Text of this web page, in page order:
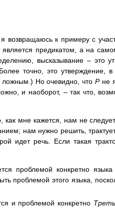
возвращаюсь к примеру с
является предикатом, а на
высказывание – это
точно, это утверждение,
Но очевидно, чтоPне
и наоборот, – так что,
как мне кажется, нам не
нам нужно решить,
идет речь. Если такая
проблемой конкретно языка
проблемой этого языка,
и проблемой конкретно